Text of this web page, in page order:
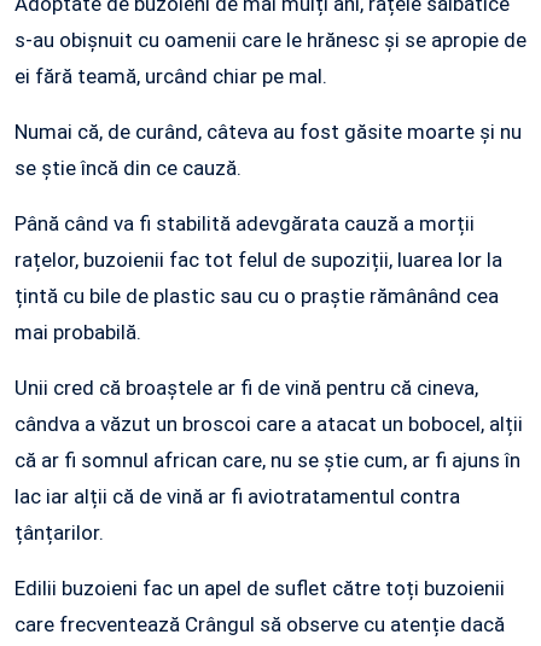
s-au obișnuit cu oamenii care le hrănesc și se apropie de
ei fără teamă, urcând chiar pe mal.
Numai că, de curând, câteva au fost găsite moarte și nu
se știe încă din ce cauză.
Până când va fi stabilită adevgărata cauză a morții
rațelor, buzoienii fac tot felul de supoziții, luarea lor la
țintă cu bile de plastic sau cu o praștie rămânând cea
mai probabilă.
Unii cred că broaștele ar fi de vină pentru că cineva,
cândva a văzut un broscoi care a atacat un bobocel, alții
că ar fi somnul african care, nu se știe cum, ar fi ajuns în
lac iar alții că de vină ar fi aviotratamentul contra
țânțarilor.
Edilii buzoieni fac un apel de suflet către toți buzoienii
care frecventează Crângul să observe cu atenție dacă